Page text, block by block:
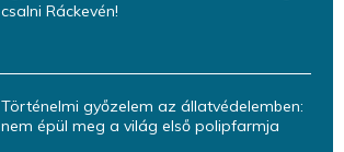
csalni Ráckevén!
Történelmi győzelem az állatvédelemben:
nem épül meg a világ első polipfarmja